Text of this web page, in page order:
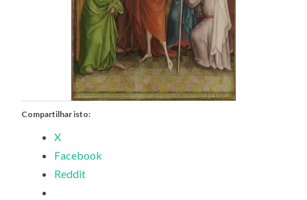
Compartilhar isto:
X
Facebook
Reddit